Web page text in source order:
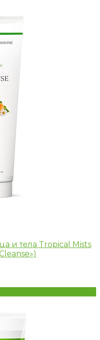
и тела Tropical Mists